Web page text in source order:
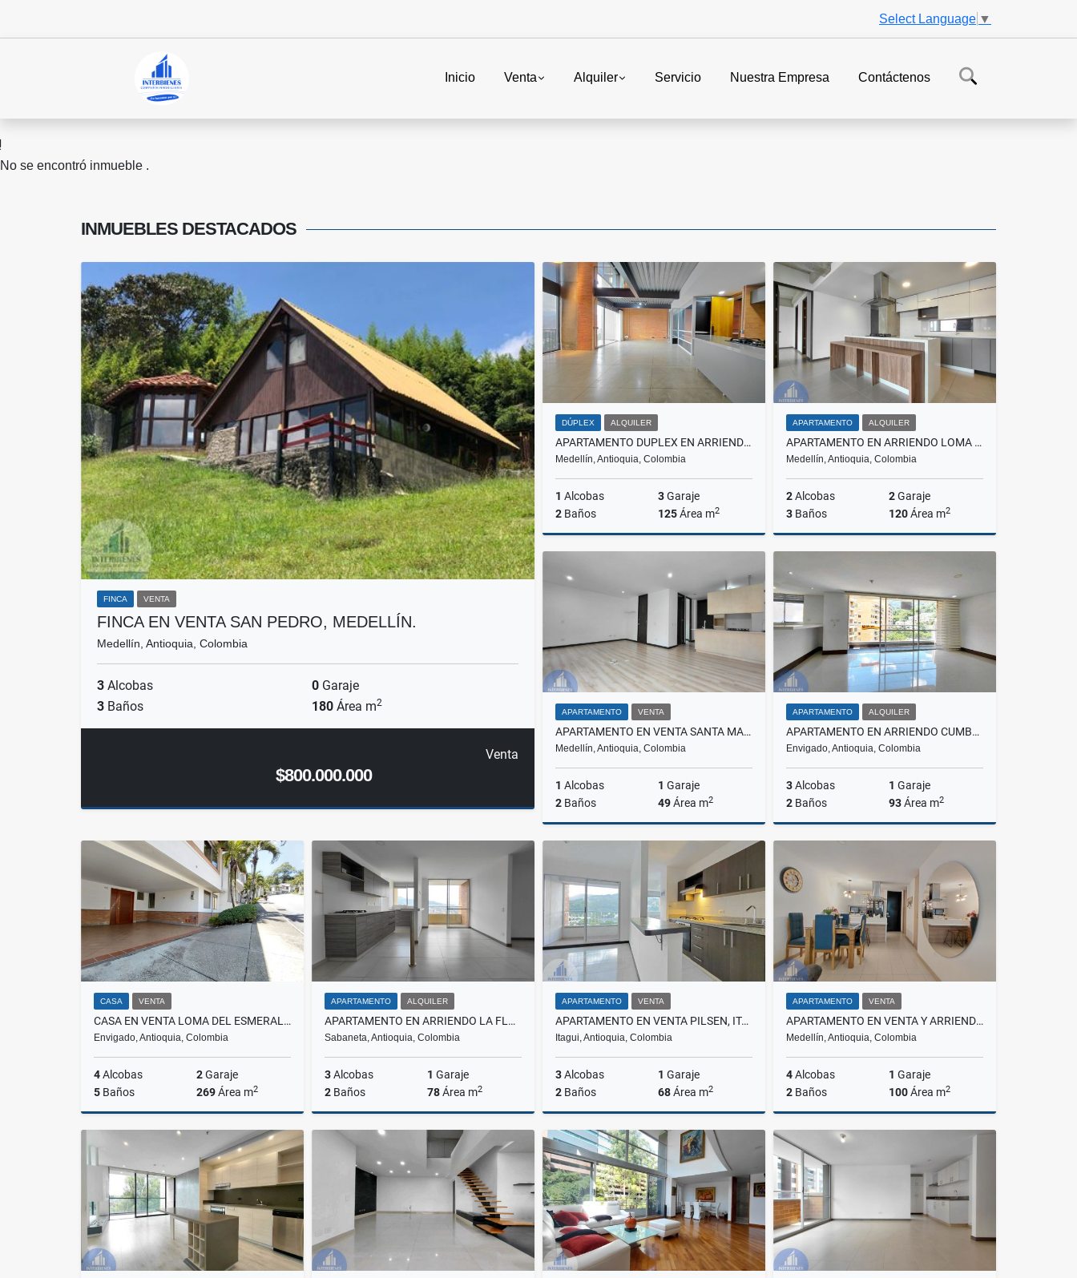
Select Language ▼
Inicio Venta Alquiler Servicio Nuestra Empresa Contáctenos
No se encontró inmueble .
INMUEBLES DESTACADOS
FINCA VENTA
FINCA EN VENTA SAN PEDRO, MEDELLÍN.
Medellín, Antioquia, Colombia
3 Alcobas 0 Garaje
3 Baños 180 Área m2
Venta
$800.000.000
DÚPLEX ALQUILER
APARTAMENTO DUPLEX EN ARRIENDO ASTORGA, EL POBLADO
Medellín, Antioquia, Colombia
1 Alcobas 3Garaje
2 Baños 125Área m2
$8.000.000
APARTAMENTO ALQUILER
APARTAMENTO EN ARRIENDO LOMA DE LOS PARRAS, EL POBLADO
Medellín, Antioquia, Colombia
2Alcobas 2Garaje
3 Baños 120Área m2
APARTAMENTO VENTA
APARTAMENTO EN VENTA SANTA MARÍA DE LOS ÁNGELES, EL POBLADO
Medellín, Antioquia, Colombia
1 Alcobas 1 Garaje
2 Baños 49Área m2
Venta
$500.000.000
APARTAMENTO ALQUILER
APARTAMENTO EN ARRIENDO CUMBRES, ENVIGADO
Envigado, Antioquia, Colombia
3Alcobas 1 Garaje
2 Baños 93Área m2
CASA VENTA
CASA EN VENTA LOMA DEL ESMERALDAL, ENVIGADO
Envigado, Antioquia, Colombia
4Alcobas 2Garaje
5 Baños 269Área m2
Venta
$1.600.000.000
APARTAMENTO ALQUILER
APARTAMENTO EN ARRIENDO LA FLORIDA, SABANETA
Sabaneta, Antioquia, Colombia
3Alcobas 1 Garaje
2 Baños 78Área m2
Alquiler
$3.300.000
APARTAMENTO VENTA
APARTAMENTO EN VENTA PILSEN, ITAGÜÍ
Itagui, Antioquia, Colombia
3Alcobas 1 Garaje
2 Baños 68Área m2
$435.000.000
APARTAMENTO VENTA
APARTAMENTO EN VENTA Y ARRIENDO
Medellín, Antioquia, Colombia
4Alcobas 1 Garaje
2 Baños 100Área m2
Venta
$850.000.000
Alquiler